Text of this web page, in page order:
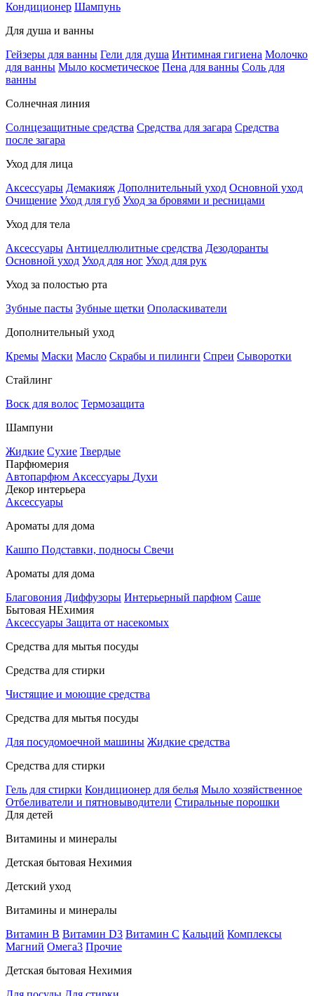
Кондиционер Шампунь
Для душа и ванны
Гейзеры для ванны Гели для душа Интимная гигиена Молочко
для ванны Мыло косметическое Пена для ванны Соль для
ванны
Солнечная линия
Солнцезащитные средства Средства для загара Средства
после загара
Уход для лица
Аксессуары Демакияж Дополнительный уход Основной уход
Очищение Уход для губ Уход за бровями и ресницами
Уход для тела
Аксессуары Антицеллюлитные средства Дезодоранты
Основной уход Уход для ног Уход для рук
Уход за полостью рта
Зубные пасты Зубные щетки Ополаскиватели
Дополнительный уход
Кремы Маски Масло Скрабы и пилинги Спреи Сыворотки
Стайлинг
Воск для волос Термозащита
Шампуни
Жидкие Сухие Твердые
Парфюмерия
Автопарфюм Аксессуары Духи
Декор интерьера
Аксессуары
Ароматы для дома
Кашпо Подставки, подносы Свечи
Ароматы для дома
Благовония Диффузоры Интерьерный парфюм Саше
Бытовая НЕхимия
Аксессуары Защита от насекомых
Средства для мытья посуды
Средства для стирки
Чистящие и моющие средства
Средства для мытья посуды
Для посудомоечной машины Жидкие средства
Средства для стирки
Гель для стирки Кондиционер для белья Мыло хозяйственное
Отбеливатели и пятновыводители Стиральные порошки
Для детей
Витамины и минералы
Детская бытовая Нехимия
Детский уход
Витамины и минералы
Витамин В Витамин D3 Витамин С Кальций Комплексы
Магний Омега3 Прочие
Детская бытовая Нехимия